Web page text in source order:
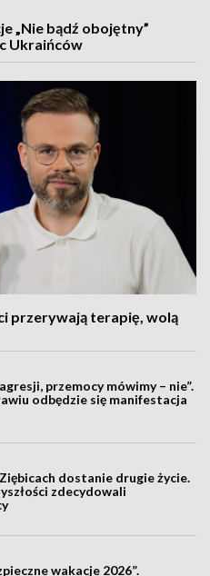
„Nie bądź obojętny”
Ukraińców
przerywają terapię, wolą
przemocy mówimy – nie”.
odbędzie się manifestacja
dostanie drugie życie.
zdecydowali
wakacje 2026”.